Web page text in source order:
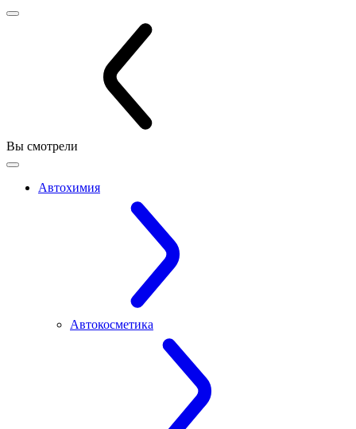
Вы смотрели
Автохимия
Автокосметика